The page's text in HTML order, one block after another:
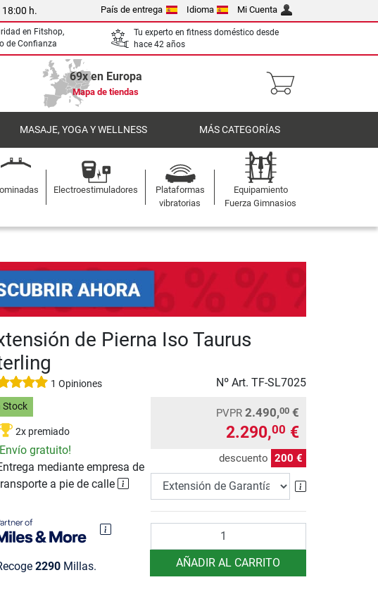
18:00 h. País de entrega Idioma Mi Cuenta
en Fitshop,
de Confianza
Tu experto en fitness doméstico desde
hace 42 años
69x en Europa
Mapa de tiendas
MASAJE, YOGA Y WELLNESS MÁS CATEGORÍAS
Electroestimuladores
Plataformas
vibratorias
Equipamiento
Fuerza Gimnasios
de Pierna Iso Taurus
1 Opiniones Nº Art. TF-SL7025
Stock
2x premiado
gratuito!
mediante empresa de
a pie de calle
2290Millas.
PVPR 2.490,00 €
2.290,00 €
descuento 200 €
Extensión de
AÑADIR AL CARRITO